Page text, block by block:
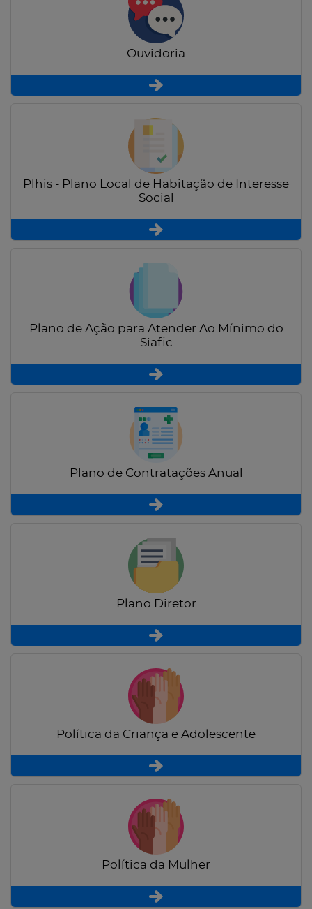
Ouvidoria
Plhis - Plano Local de Habitação de Interesse
Social
Plano de Ação para Atender Ao Mínimo do
Siafic
Plano de Contratações Anual
Plano Diretor
Política da Criança e Adolescente
Política da Mulher